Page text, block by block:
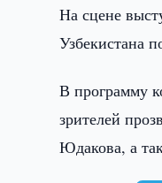
На сцене
Узбекистана
В программу
зрителей
Юдакова, а